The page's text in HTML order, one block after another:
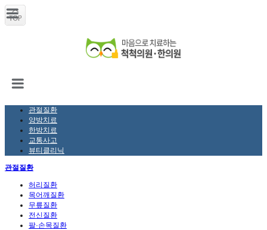
관절질환
양방치료
한방치료
교통사고
뷰티클리닉
관절질환
허리질환
목어깨질환
무릎질환
전신질환
팔·손목질환